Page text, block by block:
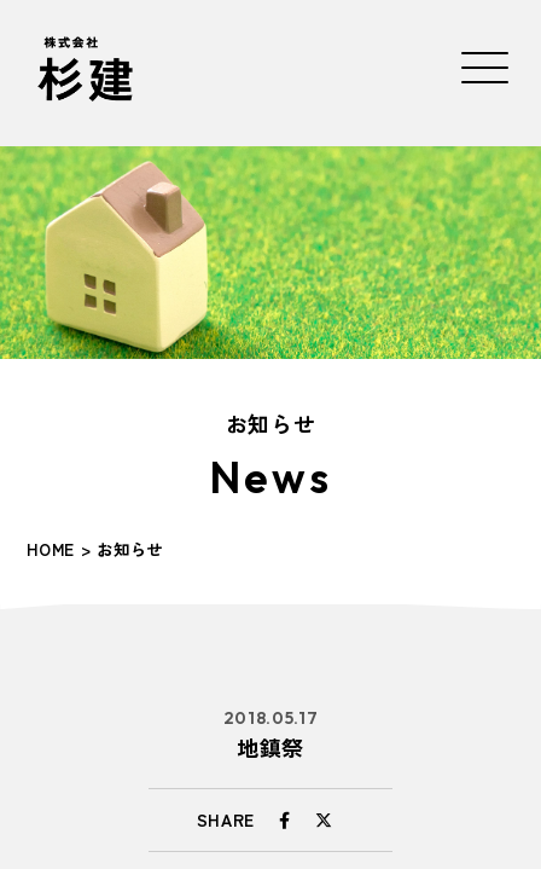
お知らせ
News
HOME > お知らせ
2018.05.17
地鎮祭
SHARE